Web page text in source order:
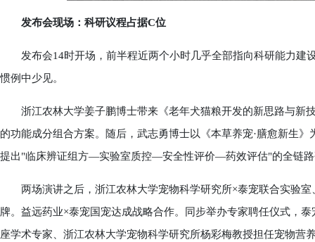
发布会现场：科研议程占据C位
发布会14时开场，前半程近两个小时几乎全部指向科研能力建
惯例中少见。
浙江农林大学姜子鹏博士带来《老年犬猫粮开发的新思路与新
的功能成分组合方案。随后，武志勇博士以《本草养宠·膳愈新生
提出"临床辨证组方—实验室质控—安全性评价—药效评估"的全链路
两场演讲之后，浙江农林大学宠物科学研究所×泰宠联合实验室
牌。益远药业×泰宠国宠达成战略合作。同步举办专家聘任仪式，
座学术专家、浙江农林大学宠物科学研究所杨彩梅教授担任宠物营